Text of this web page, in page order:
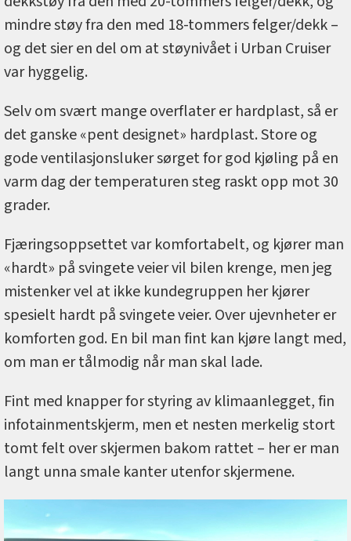
mindre støy fra den med 18-tommers felger/dekk –
og det sier en del om at støynivået i Urban Cruiser
var hyggelig.
Selv om svært mange overflater er hardplast, så er
det ganske «pent designet» hardplast. Store og
gode ventilasjonsluker sørget for god kjøling på en
varm dag der temperaturen steg raskt opp mot 30
grader.
Fjæringsoppsettet var komfortabelt, og kjører man
«hardt» på svingete veier vil bilen krenge, men jeg
mistenker vel at ikke kundegruppen her kjører
spesielt hardt på svingete veier. Over ujevnheter er
komforten god. En bil man fint kan kjøre langt med,
om man er tålmodig når man skal lade.
Fint med knapper for styring av klimaanlegget, fin
infotainmentskjerm, men et nesten merkelig stort
tomt felt over skjermen bakom rattet – her er man
langt unna smale kanter utenfor skjermene.